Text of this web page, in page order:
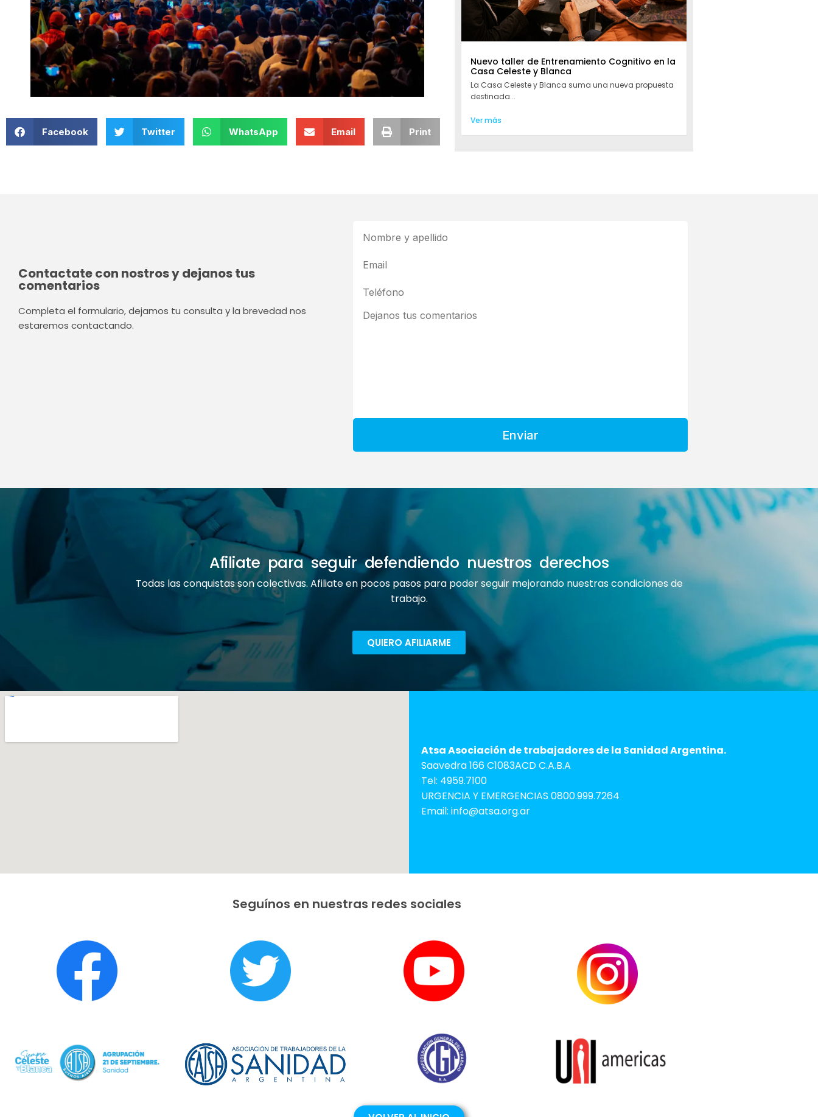
Facebook Twitter WhatsApp Email Print
Nuevo taller de Entrenamiento Cognitivo en la
Casa Celeste y Blanca
La Casa Celeste y Blanca suma una nueva propuesta
destinada...
Ver más
Contactate con nostros y dejanos tus
comentarios
Completa el formulario, dejamos tu consulta y la brevedad nos
estaremos contactando.
Enviar
Afiliate para seguir defendiendo nuestros derechos
Todas las conquistas son colectivas. Afiliate en pocos pasos para poder seguir mejorando nuestras condiciones de
trabajo.
QUIERO AFILIARME
Atsa Asociación de trabajadores de la Sanidad Argentina.
Saavedra 166 C1083ACD C.A.B.A
Tel: 4959.7100
URGENCIA Y EMERGENCIAS 0800.999.7264
Email: info@atsa.org.ar
Seguínos en nuestras redes sociales